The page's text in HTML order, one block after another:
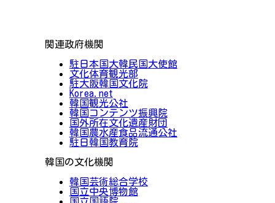
関連政府機関
駐日本国大韓民国大使館
文化体育観光部
駐大阪韓国文化院
Korea.net
韓国観光公社
韓国コンテンツ振興院
国外所在文化遺産財団
韓国農水産食品流通公社
駐日韓国教育院
韓国の文化機関
韓国芸術総合学校
国立中央博物館